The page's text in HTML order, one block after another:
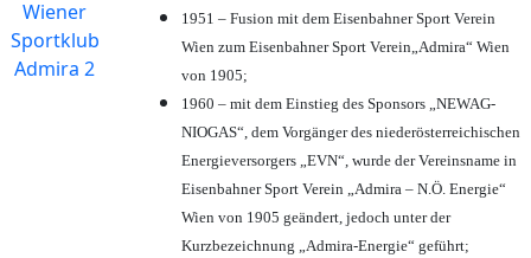
1951 – Fusion mit dem Eisenbahner Sport Verein
Wien zum Eisenbahner Sport Verein„Admira“ Wien
von 1905;
1960 – mit dem Einstieg des Sponsors „NEWAG-
NIOGAS“, dem Vorgänger des niederösterreichischen
Energieversorgers „EVN“, wurde der Vereinsname in
Eisenbahner Sport Verein „Admira – N.Ö. Energie“
Wien von 1905 geändert, jedoch unter der
Kurzbezeichnung „Admira-Energie“ geführt;